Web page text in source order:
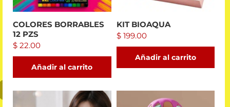
COLORES BORRABLES
12 PZS
$ 22.00
Añadir al carrito
KIT BIOAQUA
$199.00
Añadir al carrito